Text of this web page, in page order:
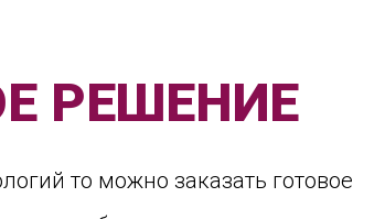
РЕШЕНИЕ
то можно заказать готовое